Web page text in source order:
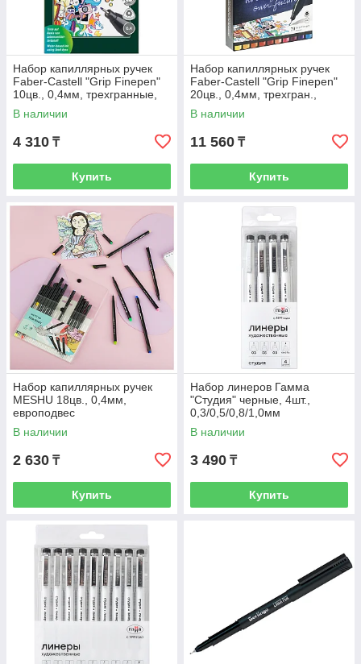
Набор капиллярных ручек
Faber-Castell "Grip Finepen"
10цв., 0,4мм, трехгранные,
пластик. уп., европ.
В наличии
4 310 ₸
Купить
Набор капиллярных ручек
Faber-Castell "Grip Finepen"
20цв., 0,4мм, трехгран.,
пласт. уп., европодвес
В наличии
11 560 ₸
Купить
Набор капиллярных ручек
MESHU 18цв., 0,4мм,
европодвес
В наличии
2 630 ₸
Купить
Набор линеров Гамма
"Студия" черные, 4шт.,
0,3/0,5/0,8/1,0мм
В наличии
3 490 ₸
Купить